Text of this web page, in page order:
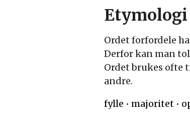
Etymologi
Ordet forfordele
Derfor kan man
Ordet brukes ofte
andre.
fylle • majoritet •